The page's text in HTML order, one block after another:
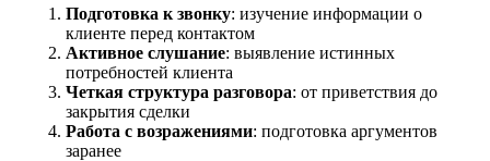
Подготовка к звонку: изучение информации о
клиенте перед контактом
Активное слушание: выявление истинных
потребностей клиента
Четкая структура разговора: от приветствия до
закрытия сделки
Работа с возражениями: подготовка аргументов
заранее